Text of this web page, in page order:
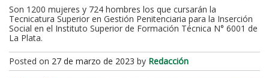
Son 1200 mujeres y 724 hombres los que cursarán la
Tecnicatura Superior en Gestión Penitenciaria para la Inserción
Social en el Instituto Superior de Formación Técnica N° 6001 de
La Plata.
Posted on 27 de marzo de 2023 by Redacción